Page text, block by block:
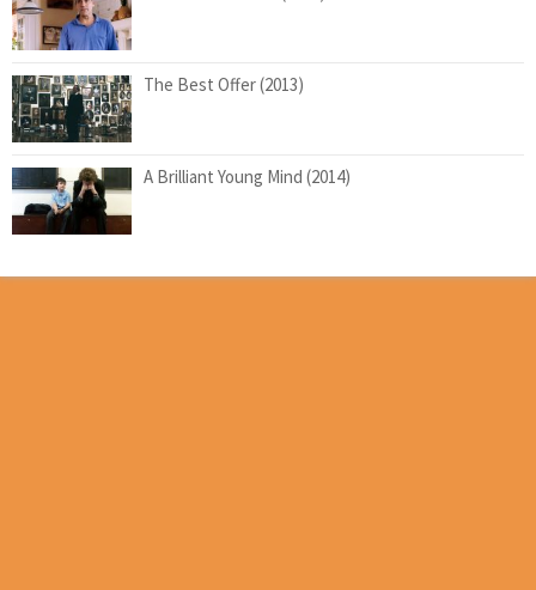
The Best Offer (2013)
A Brilliant Young Mind (2014)